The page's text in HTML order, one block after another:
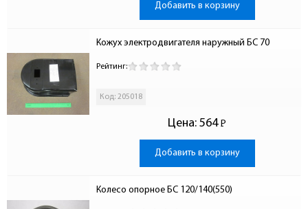
Добавить в корзину
Кожух электродвигателя наружный БС 70
Рейтинг:
Код: 205018
Цена: 564 Р
-
Добавить в корзину
Колесо опорное БС 120/140(550)